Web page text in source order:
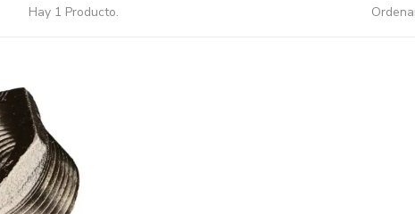
Hay 1 Producto.